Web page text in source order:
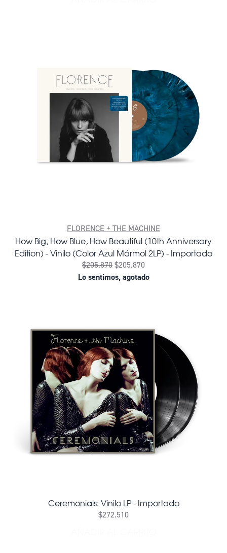
FLORENCE + THE MACHINE
How Big, How Blue, How Beautiful (10th Anniversary
Edition) - Vinilo (Color Azul Mármol 2LP) - Importado
$205.870$205.870
Lo sentimos, agotado
Ceremonials: Vinilo LP - Importado
$272.510